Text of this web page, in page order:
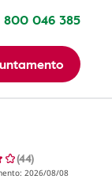
800 046 385
(44)
2026/08/08